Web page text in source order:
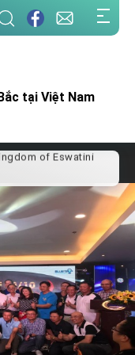
tại Việt Nam
Ministry of Foreign
office in Arizona,
and
Symposium
is a priority for
Lunar New Year
AFP
conference on
Partnership
exhibit at